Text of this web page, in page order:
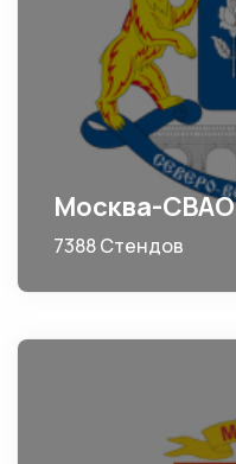
Москва-СВАО
7388 Стендов